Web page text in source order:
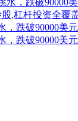
，跌破90000美元
，跌破90000美元